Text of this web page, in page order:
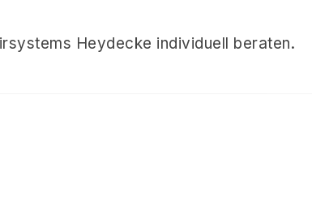
Heydecke individuell beraten.